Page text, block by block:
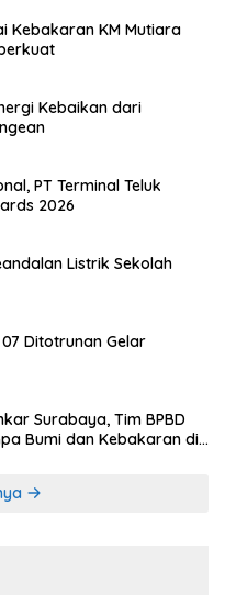
Kebakaran KM Mutiara
Kebaikan dari
PT Terminal Teluk
2026
Listrik Sekolah
07 Ditotrunan Gelar
Surabaya, Tim BPBD
Bumi dan Kebakaran di